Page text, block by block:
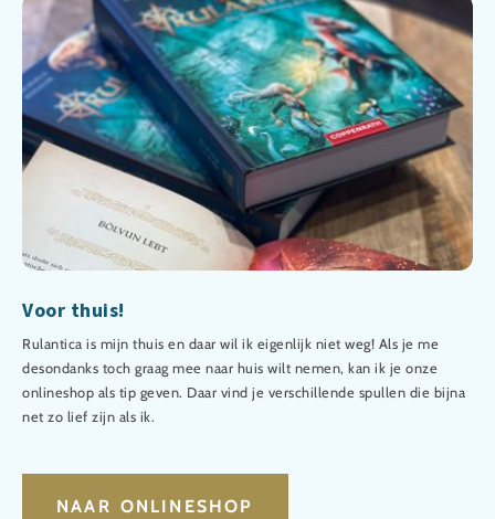
Voor thuis!
Rulantica is mijn thuis en daar wil ik eigenlijk niet weg! Als je me
desondanks toch graag mee naar huis wilt nemen, kan ik je onze
onlineshop als tip geven. Daar vind je verschillende spullen die bijna
net zo lief zijn als ik.
NAAR ONLINESHOP